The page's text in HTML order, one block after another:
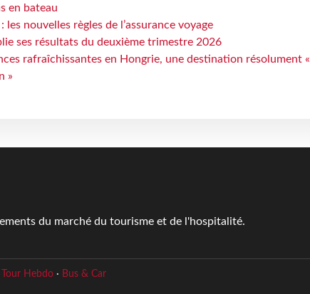
en bateau
les nouvelles règles de l’assurance voyage
ses résultats du deuxième trimestre 2026
rafraîchissantes en Hongrie, une destination résolument «
»
du marché du tourisme et de l'hospitalité.
Tour Hebdo· Bus & Car